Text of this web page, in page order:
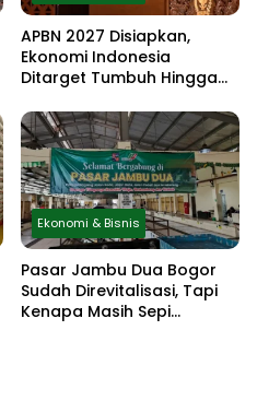
APBN 2027 Disiapkan,
Ekonomi Indonesia
Ditarget Tumbuh Hingga
Ekonomi & Bisnis
Pasar Jambu Dua Bogor
Sudah Direvitalisasi, Tapi
Kenapa Masih Sepi